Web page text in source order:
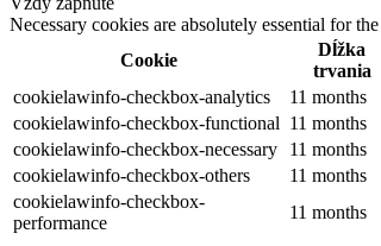
Necessary cookies are absolutely essential for
Cookie
Dĺžka
trvania
cookielawinfo-checkbox-analytics
11 months
cookielawinfo-checkbox-functional 11 months
cookielawinfo-checkbox-necessary
11 months
cookielawinfo-checkbox-others
11 months
cookielawinfo-checkbox-
performance
11 months